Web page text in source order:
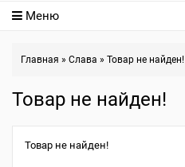
Меню
Главная » Слава » Товар не найден!
Товар не найден!
Товар не найден!